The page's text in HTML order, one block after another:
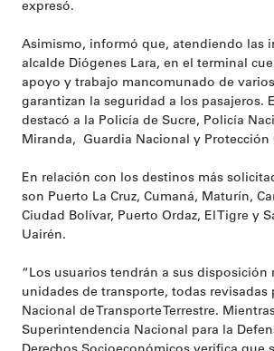
expresó.
Asimismo, informó que, atendiendo las
alcalde Diógenes Lara, en el terminal
apoyo y trabajo mancomunado de
garantizan la seguridad a los pasajeros.
destacó a la Policía de Sucre, Policía
Miranda, Guardia Nacional y Protección
En relación con los destinos más
son Puerto La Cruz, Cumaná, Maturín,
Ciudad Bolívar, Puerto Ordaz, El Tigre y
Uairén.
“Los usuarios tendrán a sus disposición
unidades de transporte, todas revisadas
Nacional de Transporte Terrestre.
Superintendencia Nacional para la